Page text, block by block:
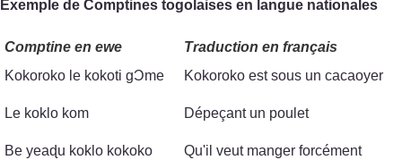
Exemple de Comptines togolaises en langue nationales
Comptine en ewe
Traduction en français
Kokoroko le kokoti gϽme
Le koklo kom
Be yeaɖu koklo kokoko
Kokoroko est sous un cacaoyer
Dépeçant un poulet
Qu'il veut manger forcément